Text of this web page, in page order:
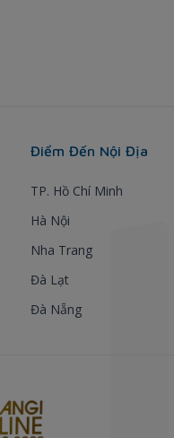
Điểm Đến Nội Địa
TP. Hồ Chí Minh
Hà Nội
Nha Trang
Đà Lạt
Đà Nẵng